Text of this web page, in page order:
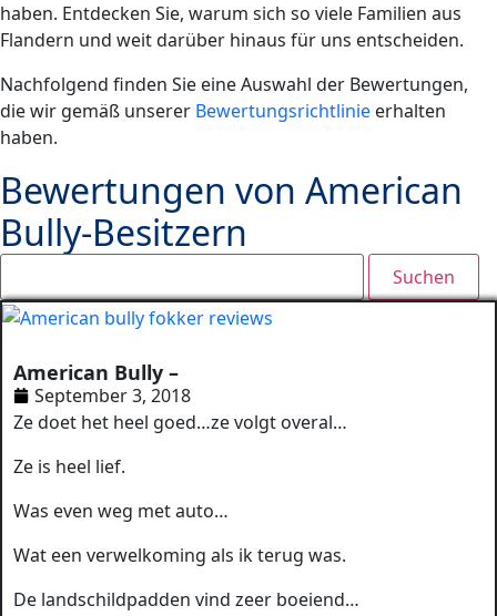
haben. Entdecken Sie, warum sich so viele Familien aus
Flandern und weit darüber hinaus für uns entscheiden.
Nachfolgend finden Sie eine Auswahl der Bewertungen,
die wir gemäß unserer Bewertungsrichtlinie erhalten
haben.
Bewertungen von American
Bully-Besitzern
American Bully –
September 3, 2018
Ze doet het heel goed…ze volgt overal…
Ze is heel lief.
Was even weg met auto…
Wat een verwelkoming als ik terug was.
De landschildpadden vind zeer boeiend…